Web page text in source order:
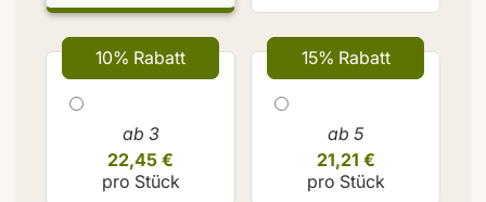
10% Rabatt
ab 3
22,45 €
pro Stück
15% Rabatt
ab 5
21,21 €
pro Stück